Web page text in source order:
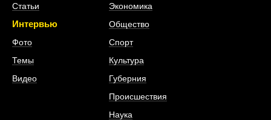
Статьи
Интервью
Фото
Темы
Видео
Экономика
Общество
Спорт
Культура
Губерния
Происшествия
Наука